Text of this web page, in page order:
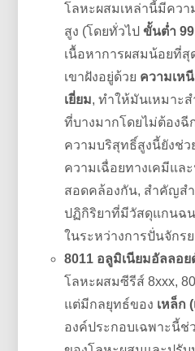
โลหะผสมเหล่านี้มีคว
สูง (โดยทั่วไปขั้นต่ำ
เนื้อหาการผสมน้อยที่สุ
เขาฝังอยู่ด้วย ความเห
เยี่ยม, ทำให้มันเหมาะ
ที่บางมากโดยไม่ต้องฉี
ความบริสุทธิ์สูงนี้ยังช่ว
ความเฉื่อยทางเคมีแล
สอดคล้องกัน, สำคัญส
ปฏิกิริยาที่มีวัสดุแกนฉ
ในระหว่างการปั่นจักร
8011 อลูมิเนียมอัลลอย
โลหะผสมซีรีส์ 8xxx,
แต่มีกลยุทธ์ของ เหล็ก
องค์ประกอบเฉพาะนี้ช่